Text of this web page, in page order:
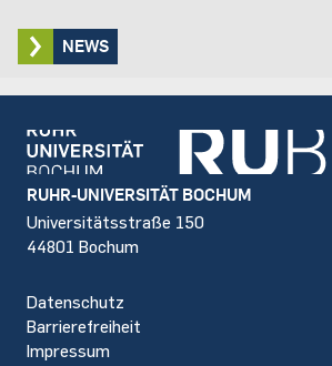
NEWS
Footer
RUHR-UNIVERSITÄT BOCHUM
Universitätsstraße 150
44801 Bochum
Datenschutz
Barrierefreiheit
Impressum